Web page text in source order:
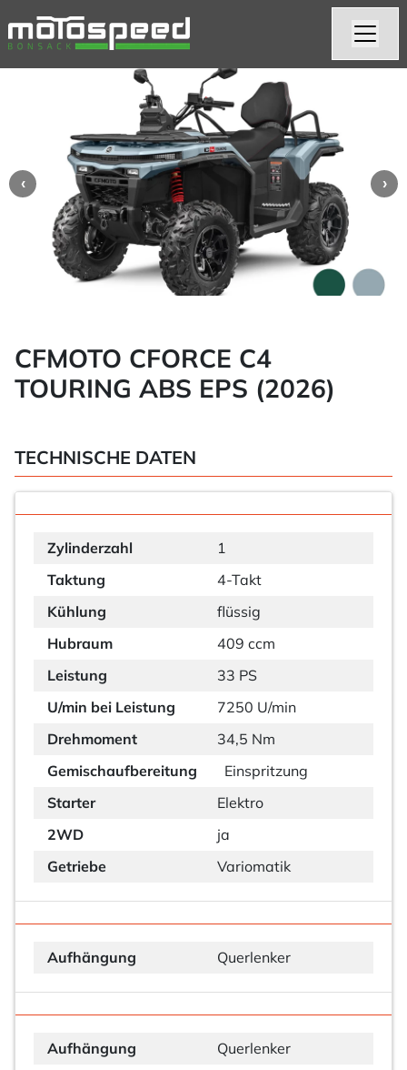
CFMOTO CFORCE C4
TOURING ABS EPS (2026)
TECHNISCHE DATEN
Zylinderzahl
1
Taktung
4-Takt
Kühlung
flüssig
Hubraum
409 ccm
Leistung
33 PS
U/min bei Leistung
7250 U/min
Drehmoment
34,5 Nm
Gemischaufbereitung
Einspritzung
Starter
Elektro
2WD
ja
Getriebe
Variomatik
Aufhängung Querlenker
Aufhängung
Querlenker